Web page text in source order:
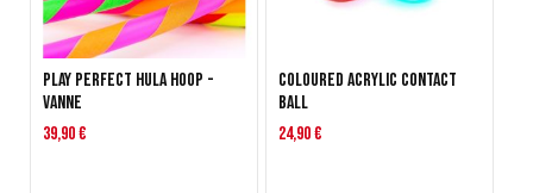
Play Perfect Hula Hoop -
vanne
39,90 €
Coloured Acrylic Contact
Ball
24,90 €